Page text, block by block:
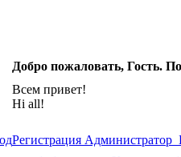
Добро пожаловать, Гость.
Всем привет!
Hi all!
Регистрация Администратор